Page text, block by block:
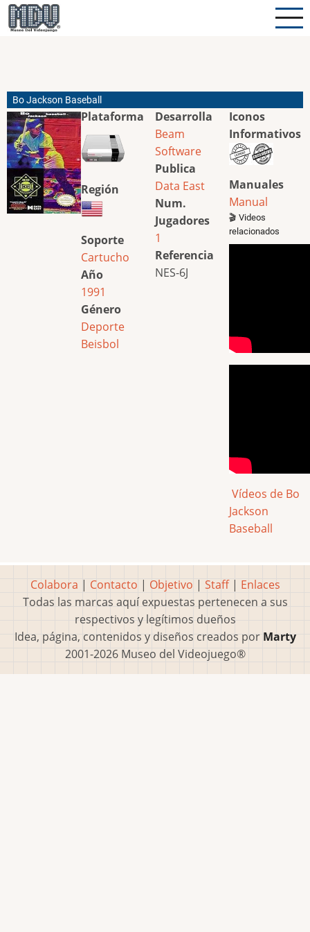
Pasar
al
Bo Jackson Baseball
Plataforma
Región
Soporte
Cartucho
Año
1991
Género
Deporte
Beisbol
Desarrolla
Beam
Software
Publica
Data East
Num.
Jugadores
1
Referencia
NES-6J
Iconos
Informativos
Manuales
Manual
🎬 Videos
relacionados
Vídeos de Bo
Jackson
Baseball
Colabora | Contacto | Objetivo | Staff| Enlaces
Todas las marcas aquí expuestas pertenecen a sus
respectivos y legítimos dueños
Idea, página, contenidos y diseños creados por Marty
2001-2026 Museo del Videojuego®